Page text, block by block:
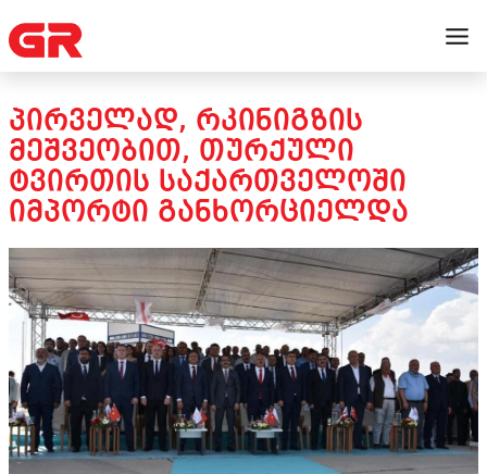
ᲞᲘᲠᲕᲔᲚᲐᲓ, ᲠᲙᲘᲜᲘᲒᲖᲘᲡ
ᲛᲔᲨᲕᲔᲝᲑᲘᲗ, ᲗᲣᲠᲥᲣᲚᲘ
ᲢᲕᲘᲠᲗᲘᲡ ᲡᲐᲥᲐᲠᲗᲕᲔᲚᲝᲨᲘ
ᲘᲛᲞᲝᲠᲢᲘ ᲒᲐᲜᲮᲝᲠᲪᲘᲔᲚᲓᲐ